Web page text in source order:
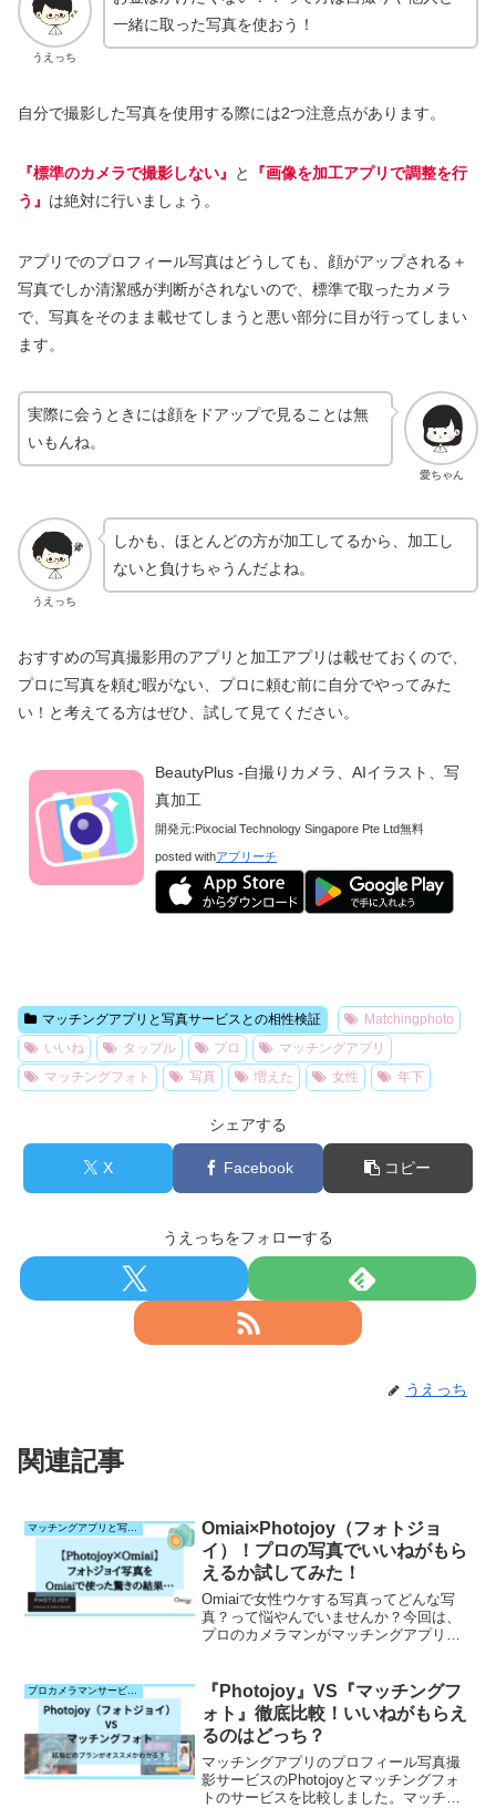
うえっち
一緒に取った写真を使おう！
自分で撮影した写真を使用する際には2つ注意点があります。
『標準のカメラで撮影しない』 と
『画像を加工アプリで調整を行
う』 は絶対に行いましょう。
アプリでのプロフィール写真はどうしても、顔がアップされる＋
写真でしか清潔感が判断がされないので、標準で取ったカメラ
で、写真をそのまま載せてしまうと悪い部分に目が行ってしまい
ます。
愛ちゃん
実際に会うときには顔をドアップで見ることは無
いもんね。
うえっち
しかも、ほとんどの方が加工してるから、加工し
ないと負けちゃうんだよね。
おすすめの写真撮影用のアプリと加工アプリは載せておくので、
プロに写真を頼む暇がない、プロに頼む前に自分でやってみた
い！と考えてる方はぜひ、試して見てください。
BeautyPlus -自撮りカメラ、AIイラスト、写
真加工
開発元: Pixocial Technology Singapore Pte Ltd無料
posted withアプリーチ
マッチングアプリと写真サービスとの相性検証
Matchingphoto
いいね
タップル プロ
マッチングアプリ
マッチングフォト
写真 増えた 女性 年下
シェアする
X Facebook コピー
うえっちをフォローする
うえっち
関連記事
Omiai×Photojoy（フォトジョ
イ）！プロの写真でいいねがもら
えるか試してみた！
Omiaiで女性ウケする写真ってどんな写
真？って悩やんでいませんか？今回は、
プロのカメラマンがマッチングアプリ用
Photojoyに申し込むか悩む、Omiaiでいい
ねを増やしたいと思ってる方必見の記事
です！
『Photojoy』VS『マッチングフ
ォト』徹底比較！いいねがもらえ
るのはどっち？
マッチングアプリのプロフィール写真撮
影サービスのPhotojoyとマッチングフォ
トのサービスを比較しました。マッチン